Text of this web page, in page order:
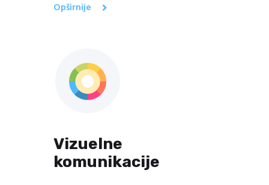
Opširnije
Vizuelne
komunikacije